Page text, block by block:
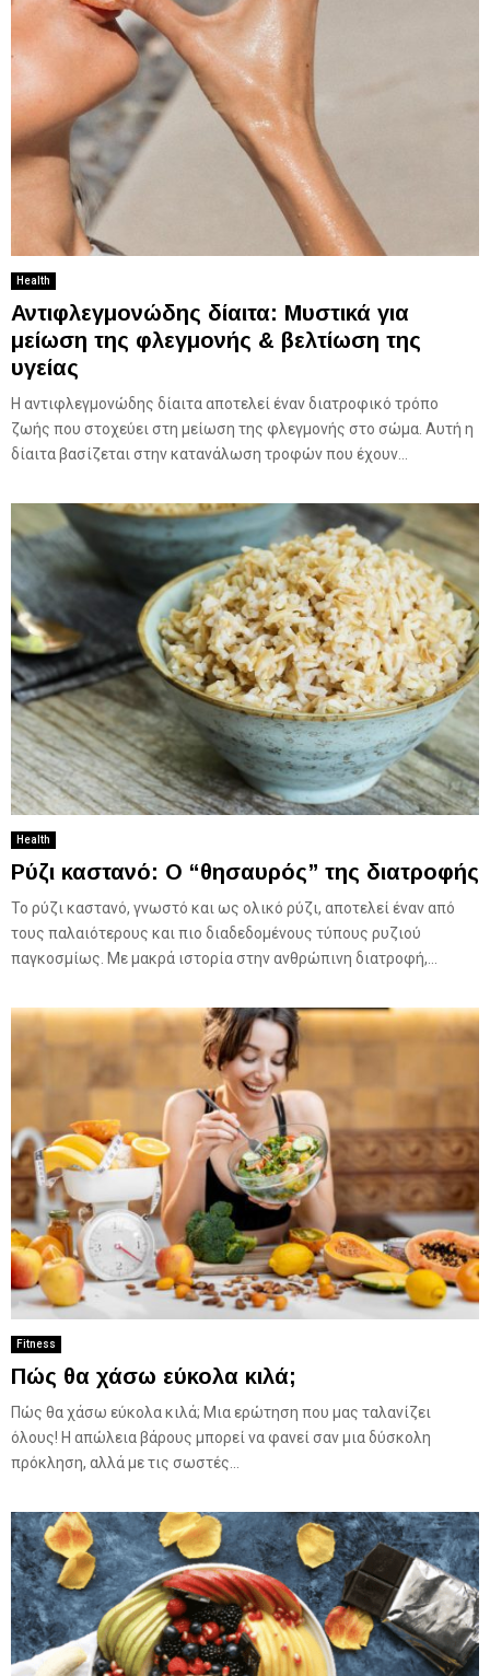
Health
Αντιφλεγμονώδης δίαιτα: Μυστικά για
μείωση της φλεγμονής & βελτίωση της
υγείας
Η αντιφλεγμονώδης δίαιτα αποτελεί έναν διατροφικό τρόπο
ζωής που στοχεύει στη μείωση της φλεγμονής στο σώμα. Αυτή η
δίαιτα βασίζεται στην κατανάλωση τροφών που έχουν...
Health
Ρύζι καστανό: Ο “θησαυρός” της διατροφής
Το ρύζι καστανό, γνωστό και ως ολικό ρύζι, αποτελεί έναν από
τους παλαιότερους και πιο διαδεδομένους τύπους ρυζιού
παγκοσμίως. Με μακρά ιστορία στην ανθρώπινη διατροφή,...
Fitness
Πώς θα χάσω εύκολα κιλά;
Πώς θα χάσω εύκολα κιλά; Μια ερώτηση που μας ταλανίζει
όλους! Η απώλεια βάρους μπορεί να φανεί σαν μια δύσκολη
πρόκληση, αλλά με τις σωστές...